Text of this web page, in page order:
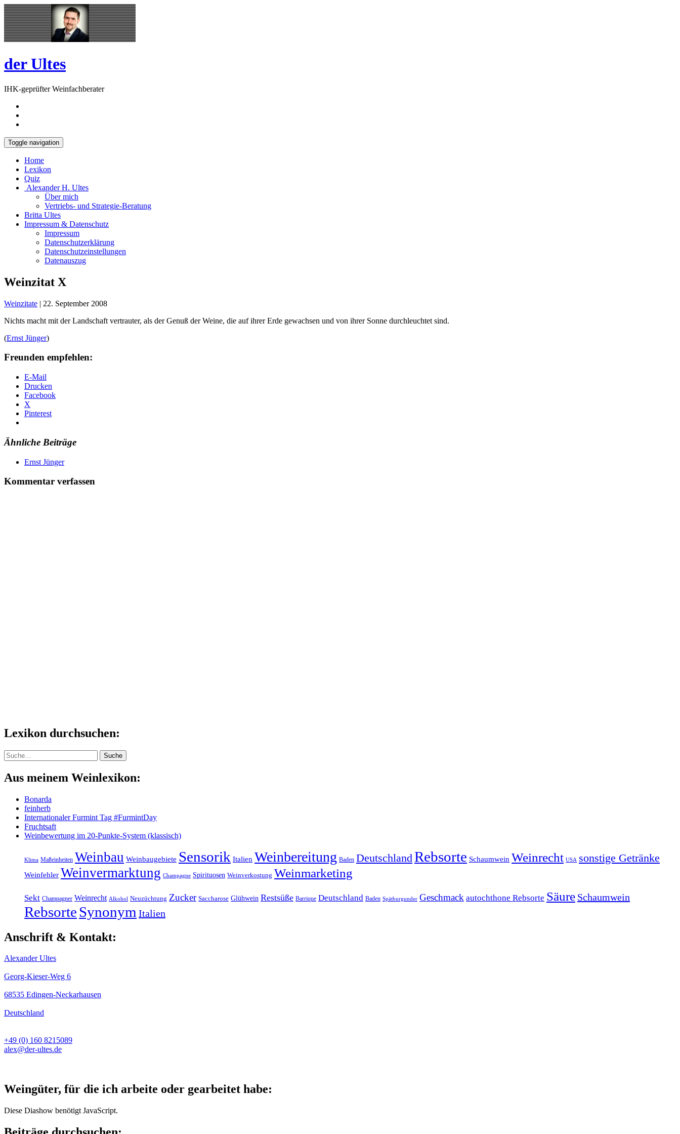
Skip
to
content
Open
Sidebar
der Ultes
IHK-geprüfter Weinfachberater
Toggle navigation
Home
Lexikon
Quiz
Alexander H. Ultes
Über mich
Vertriebs- und Strategie-Beratung
Britta Ultes
Impressum & Datenschutz
Impressum
Datenschutzerklärung
Datenschutzeinstellungen
Datenauszug
Weinzitat X
Weinzitate | 22. September 2008
Nichts macht mit der Landschaft vertrauter, als der Genuß der Weine, die auf ihrer Erde gewachsen und von ihrer Sonne durchleuchtet sind.
(Ernst Jünger)
Freunden empfehlen:
E-Mail
Drucken
Facebook
X
Pinterest
Ähnliche Beiträge
Ernst Jünger
Kommentar verfassen
Lexikon durchsuchen:
Suche Suche
Aus meinem Weinlexikon:
Bonarda
feinherb
Internationaler Furmint Tag #FurmintDay
Fruchtsaft
Weinbewertung im 20-Punkte-System (klassisch)
Klima Maßeinheiten Weinbau Weinbaugebiete Sensorik Italien Weinbereitung Baden Deutschland Rebsorte Schaumwein Weinrecht USA sonstige Getränke
Weinfehler Weinvermarktung Champagne Spirituosen Weinverkostung Weinmarketing
Sekt Champagner Weinrecht Alkohol Neuzüchtung Zucker Saccharose Glühwein Restsüße Barrique Deutschland Baden Spätburgunder Geschmack autochthone Rebsorte Säure Schaumwein
Rebsorte Synonym Italien
Anschrift & Kontakt:
Alexander Ultes
Georg-Kieser-Weg 6
68535 Edingen-Neckarhausen
Deutschland
+49 (0) 160 8215089
alex@der-ultes.de
Weingüter, für die ich arbeite oder gearbeitet habe:
Diese Diashow benötigt JavaScript.